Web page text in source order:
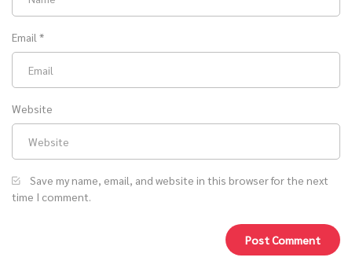
Email *
Website
Save my name, email, and website in this browser for the next
time I comment.